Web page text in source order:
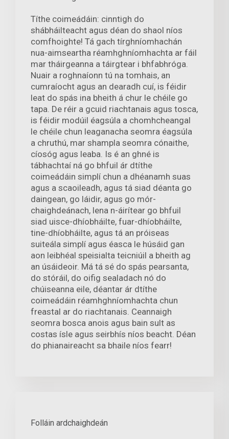
Títhe coimeádáin: cinntigh do
shábháilteacht agus déan do shaol níos
comfhoighte! Tá gach tírghníomhachán
nua-aimseartha réamhghníomhachta ar fáil
mar tháirgeanna a táirgtear i bhfabhróga.
Nuair a roghnaíonn tú na tomhais, an
cumraíocht agus an dearadh cuí, is féidir
leat do spás ina bheith á chur le chéile go
tapa. De réir a gcuid riachtanais agus tosca,
is féidir modúil éagsúla a chomhcheangal
le chéile chun leaganacha seomra éagsúla
a chruthú, mar shampla seomra cónaithe,
cíosóg agus leaba. Is é an ghné is
tábhachtaí ná go bhfuil ár dtíthe
coimeádáin simplí chun a dhéanamh suas
agus a scaoileadh, agus tá siad déanta go
daingean, go láidir, agus go mór-
chaighdeánach, lena n-áirítear go bhfuil
siad uisce-dhíobháilte, fuar-dhíobháilte,
tine-dhíobháilte, agus tá an próiseas
suiteála simplí agus éasca le húsáid gan
aon leibhéal speisialta teicniúil a bheith ag
an úsáideoir. Má tá sé do spás pearsanta,
do stóráil, do oifig sealadach nó do
chúiseanna eile, déantar ár dtíthe
coimeádáin réamhghníomhachta chun
freastal ar do riachtanais. Ceannaigh
seomra bosca anois agus bain sult as
costas ísle agus seirbhís níos beacht. Déan
do phianaireacht sa bhaile níos fearr!
Folláin ardchaighdeán